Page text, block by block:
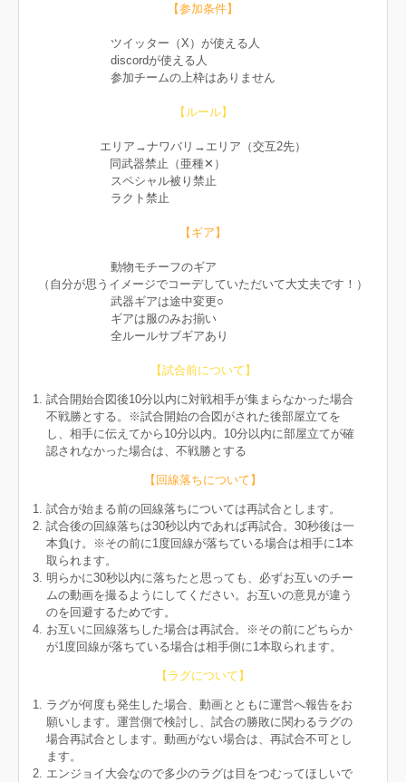
【参加条件】
ツイッター（X）が使える人
discordが使える人
参加チームの上枠はありません
【ルール】
エリア→ナワバリ→エリア（交互2先）
同武器禁止（亜種✕）
スペシャル被り禁止
ラクト禁止
【ギア】
動物モチーフのギア
（自分が思うイメージでコーデしていただいて大丈夫です！）
武器ギアは途中変更○
ギアは服のみお揃い
全ルールサブギアあり
【試合前について】
試合開始合図後10分以内に対戦相手が集まらなかった場合
不戦勝とする。※試合開始の合図がされた後部屋立てを
し、相手に伝えてから10分以内。10分以内に部屋立てが確
認されなかった場合は、不戦勝とする
【回線落ちについて】
試合が始まる前の回線落ちについては再試合とします。
試合後の回線落ちは30秒以内であれば再試合。30秒後は一
本負け。※その前に1度回線が落ちている場合は相手に1本
取られます。
明らかに30秒以内に落ちたと思っても、必ずお互いのチー
ムの動画を撮るようにしてください。お互いの意見が違う
のを回避するためです。
お互いに回線落ちした場合は再試合。※その前にどちらか
が1度回線が落ちている場合は相手側に1本取られます。
【ラグについて】
ラグが何度も発生した場合、動画とともに運営へ報告をお
願いします。運営側で検討し、試合の勝敗に関わるラグの
場合再試合とします。動画がない場合は、再試合不可とし
ます。
エンジョイ大会なので多少のラグは目をつむってほしいで